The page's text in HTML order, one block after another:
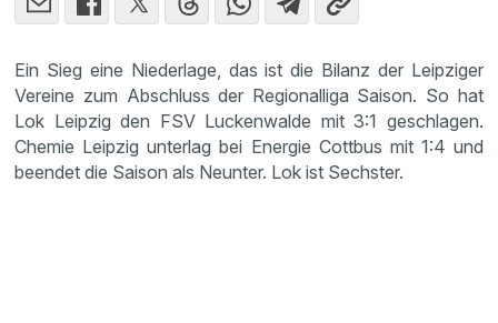
Ein Sieg eine Niederlage, das ist die Bilanz der Leipziger
Vereine zum Abschluss der Regionalliga Saison. So hat
Lok Leipzig den FSV Luckenwalde mit 3:1 geschlagen.
Chemie Leipzig unterlag bei Energie Cottbus mit 1:4 und
beendet die Saison als Neunter. Lok ist Sechster.